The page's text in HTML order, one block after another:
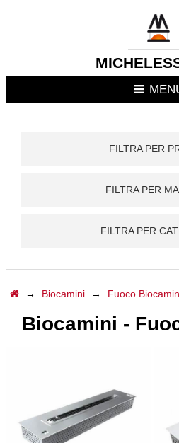
FILTRA PER
FILTRA PER
FILTRA PER
→ Biocamini → Fuoco
Biocamini -